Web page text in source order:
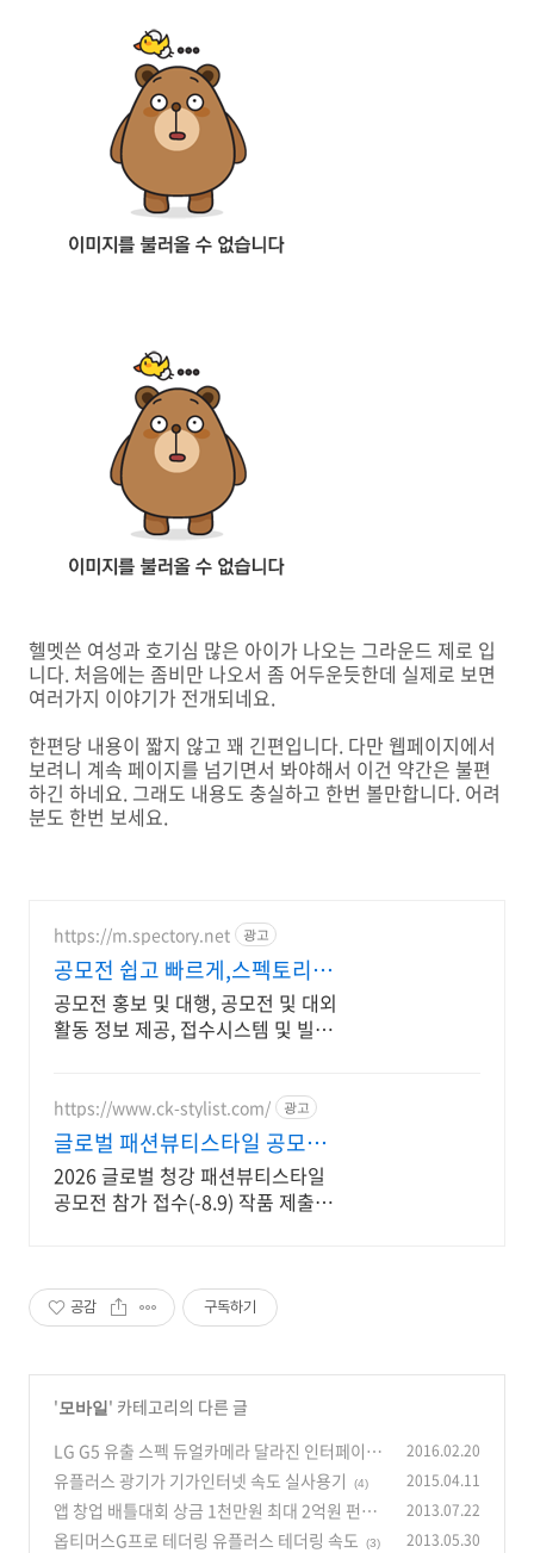
헬멧쓴 여성과 호기심 많은 아이가 나오는 그라운드 제로 입
니다. 처음에는 좀비만 나오서 좀 어두운듯한데 실제로 보면
여러가지 이야기가 전개되네요.
한편당 내용이 짧지 않고 꽤 긴편입니다. 다만 웹페이지에서
보려니 계속 페이지를 넘기면서 봐야해서 이건 약간은 불편
하긴 하네요. 그래도 내용도 충실하고 한번 볼만합니다. 어려
분도 한번 보세요.
https://m.spectory.net 광고
공모전 쉽고 빠르게,스펙토리 홈
페이지빌더 무료
공모전 홍보 및 대행, 공모전 및 대외
활동 정보 제공, 접수시스템 및 빌더
https://www.ck-stylist.com/ 광고
글로벌 패션뷰티스타일 공모전
접수일자 3.23 ~ 8.9
2026 글로벌 청강 패션뷰티스타일
공모전 참가 접수(-8.9) 작품 제출기
공감 구독하기
'모바일 ' 카테고리의 다른 글
LG G5 유출 스펙 듀얼카메라 달라진 인터페이스
평가
(0)
2016.02.20
유플러스 광기가 기가인터넷 속도 실사용기 (4) 2015.04.11
앱 창업 배틀대회 상금 1천만원 최대 2억원 펀드
투자
(2)
2013.07.22
옵티머스G프로 테더링 유플러스 테더링 속도 (3) 2013.05.30